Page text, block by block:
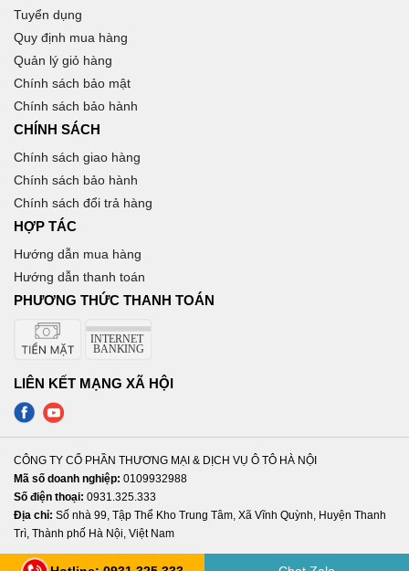
Tuyển dụng
Quy định mua hàng
Quản lý giỏ hàng
Chính sách bảo mật
Chính sách bảo hành
CHÍNH SÁCH
Chính sách giao hàng
Chính sách bảo hành
Chính sách đổi trả hàng
HỢP TÁC
Hướng dẫn mua hàng
Hướng dẫn thanh toán
PHƯƠNG THỨC THANH TOÁN
LIÊN KẾT MẠNG XÃ HỘI
CÔNG TY CỔ PHẦN THƯƠNG MẠI & DỊCH VỤ Ô TÔ HÀ NỘI
Mã số doanh nghiệp: 0109932988
Số điện thoại: 0931.325.333
Địa chỉ: Số nhà 99, Tập Thể Kho Trung Tâm, Xã Vĩnh Quỳnh, Huyện Thanh
Trì, Thành phố Hà Nội, Việt Nam